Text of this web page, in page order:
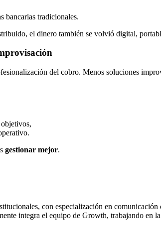
bancarias tradicionales.
el dinero también se volvió digital,
del cobro. Menos soluciones
gestionar mejor.
con especialización en
integra el equipo de Growth, trabajando en